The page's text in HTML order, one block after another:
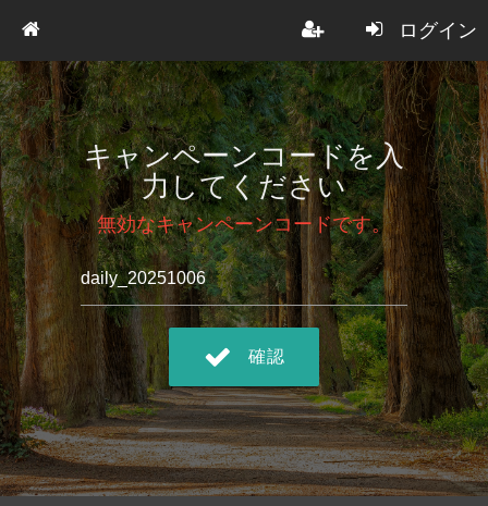
ログイン
キャンペーンコードを入
力してください
無効なキャンペーンコードです。
確認